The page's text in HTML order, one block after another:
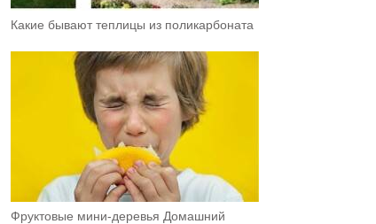
Какие бывают теплицы из поликарбоната
Фруктовыe мини-деревья Домашний